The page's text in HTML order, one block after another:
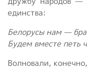
единства:
Белорусы нам —
Будем вместе петь
Волновали,